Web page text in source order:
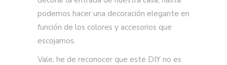
podemos hacer una decoración elegante en
función de los colores y accesorios que
escojamos.
Vale, he de reconocer que este DIY no es